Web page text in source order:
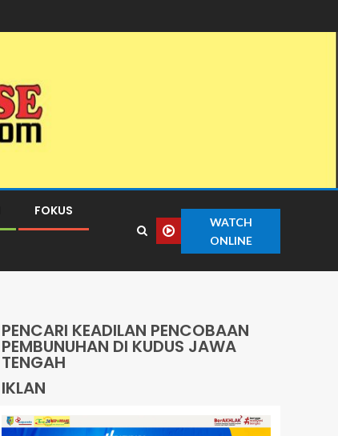
FOKUS
WATCH
ONLINE
PENCARI KEADILAN PENCOBAAN
PEMBUNUHAN DI KUDUS JAWA
TENGAH
IKLAN